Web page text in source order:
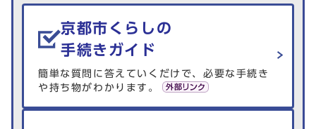
生活情報を探す
京都市くらしの
手続きガイド
簡単な質問に答えていくだけで、必要な手続き
や持ち物がわかります。